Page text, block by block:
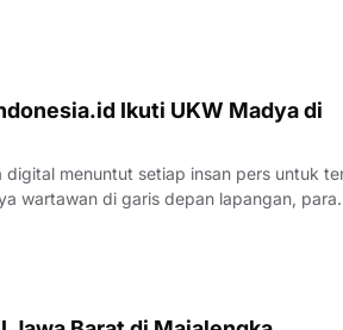
Ikuti UKW Madya di
menuntut setiap insan pers untuk
wartawan di garis depan lapangan, para
dan menguji kapasitas diri demi